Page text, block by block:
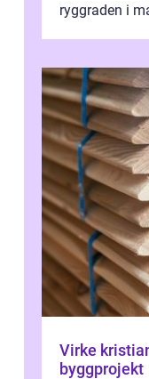
ryggraden i
Virke kristianstad kloka val
byggprojekt